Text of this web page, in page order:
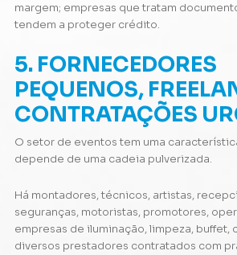
margem; empresas que tratam
tendem a proteger crédito.
5. FORNECEDORES
PEQUENOS,
CONTRATAÇÕES
O setor de eventos tem uma
depende de uma cadeia pulverizada.
Há montadores, técnicos, artistas,
seguranças, motoristas, promotores,
empresas de iluminação, limpeza, buffet,
diversos prestadores contratados com